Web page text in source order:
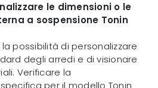
le dimensioni o le
a sospensione Tonin
possibilità di personalizzare
degli arredi e di visionare
Verificare la
per il modello Tonin